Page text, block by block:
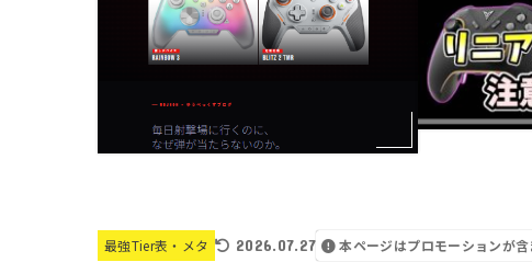
最強Tier表・メタ 2026.07.27 本ページはプロモーションが